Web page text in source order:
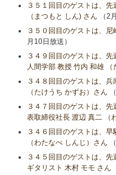
３５１回目のゲストは、
（まつもと しん) さん （2
３５０回目のゲストは、
月10日放送）
３４９回目のゲストは、
人間学部 教授 竹内 和雄
３４８回目のゲストは、
（たけうち かずお）さん
３４７回目のゲストは、
表取締役社長 渡辺 真二 （
３４６回目のゲストは、
（わたなべ しんじ）さん
３４５回目のゲストは、
ギタリスト 木村 モモ さん